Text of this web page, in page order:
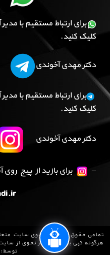
برای ارتباط مستقیم با
کلیک کنید.
دکتر مهدی آخوندی
برای ارتباط مستقیم با
کلیک کنید.
دکتر مهدی آخوندی
–
برای بازید از پیج
تمامی حقوق مادی و معنوی سایت
هرگونه کپی برداری به هر نحوی از
توسط: